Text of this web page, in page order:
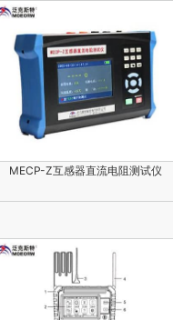
MECP-Z互感器直流电阻测试仪